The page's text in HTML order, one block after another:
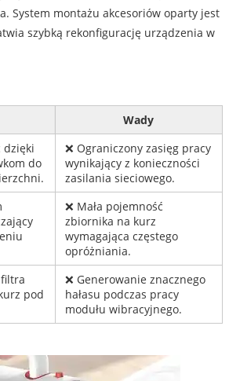
System montażu akcesoriów oparty jest
szybką rekonfigurację urządzenia w
Wady
dzięki
do
❌ Ograniczony zasięg pracy
wynikający z konieczności
zasilania sieciowego.
❌ Mała pojemność
zbiornika na kurz
wymagająca częstego
opróżniania.
pod
❌ Generowanie znacznego
hałasu podczas pracy
modułu wibracyjnego.